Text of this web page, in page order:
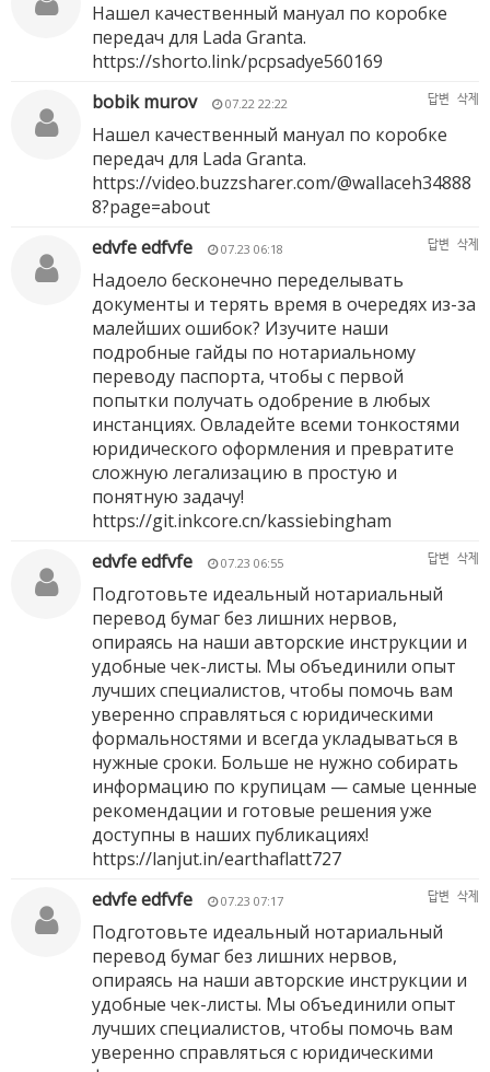
Нашел качественный мануал по коробке
передач для Lada Granta.
https://shorto.link/pcpsadye560169
bobik murov
07.22 22:22 답변 삭제
Нашел качественный мануал по коробке
передач для Lada Granta.
https://video.buzzsharer.com/@wallaceh34888
8?page=about
edvfe edfvfe
07.23 06:18 답변 삭제
Надоело бесконечно переделывать
документы и терять время в очередях из-за
малейших ошибок? Изучите наши
подробные гайды по нотариальному
переводу паспорта, чтобы с первой
попытки получать одобрение в любых
инстанциях. Овладейте всеми тонкостями
юридического оформления и превратите
сложную легализацию в простую и
понятную задачу!
https://git.inkcore.cn/kassiebingham
edvfe edfvfe
07.23 06:55 답변 삭제
Подготовьте идеальный нотариальный
перевод бумаг без лишних нервов,
опираясь на наши авторские инструкции и
удобные чек-листы. Мы объединили опыт
лучших специалистов, чтобы помочь вам
уверенно справляться с юридическими
формальностями и всегда укладываться в
нужные сроки. Больше не нужно собирать
информацию по крупицам — самые ценные
рекомендации и готовые решения уже
доступны в наших публикациях!
https://lanjut.in/earthaflatt727
edvfe edfvfe
07.23 07:17 답변 삭제
Подготовьте идеальный нотариальный
перевод бумаг без лишних нервов,
опираясь на наши авторские инструкции и
удобные чек-листы. Мы объединили опыт
лучших специалистов, чтобы помочь вам
уверенно справляться с юридическими